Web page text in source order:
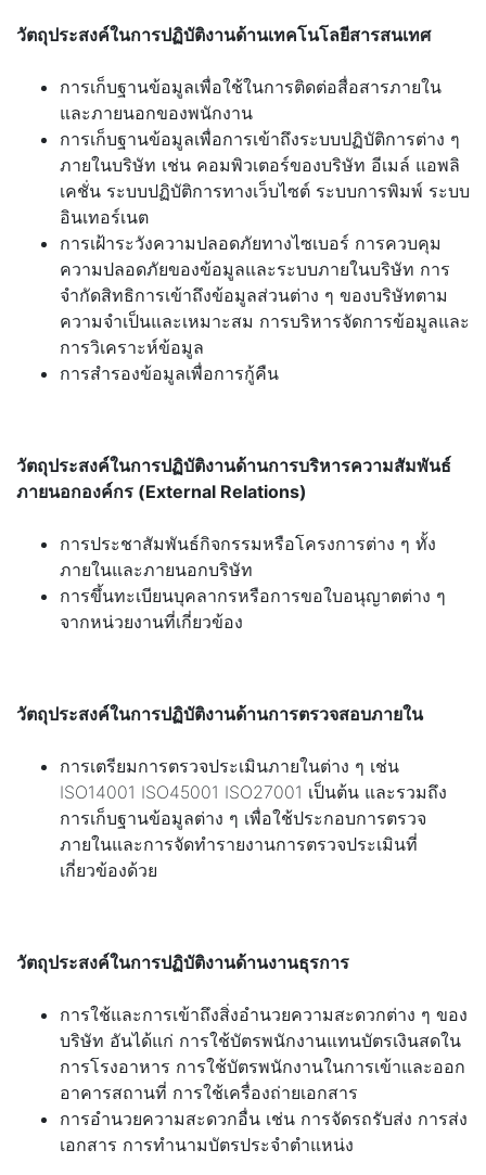
วัตถุประสงค์ในการปฏิบัติงานด้านเทคโนโลยีสารสนเทศ
การเก็บฐานข้อมูลเพื่อใช้ในการติดต่อสื่อสารภายใน
และภายนอกของพนักงาน
การเก็บฐานข้อมูลเพื่อการเข้าถึงระบบปฏิบัติการต่าง ๆ
ภายในบริษัท เช่น คอมพิวเตอร์ของบริษัท อีเมล์ แอพลิ
เคชั่น ระบบปฏิบัติการทางเว็บไซต์ ระบบการพิมพ์ ระบบ
อินเทอร์เนต
การเฝ้าระวังความปลอดภัยทางไซเบอร์ การควบคุม
ความปลอดภัยของข้อมูลและระบบภายในบริษัท การ
จำกัดสิทธิการเข้าถึงข้อมูลส่วนต่าง ๆ ของบริษัทตาม
ความจำเป็นและเหมาะสม การบริหารจัดการข้อมูลและ
การวิเคราะห์ข้อมูล
การสำรองข้อมูลเพื่อการกู้คืน
วัตถุประสงค์ในการปฏิบัติงานด้านการบริหารความสัมพันธ์
ภายนอกองค์กร (External Relations)
การประชาสัมพันธ์กิจกรรมหรือโครงการต่าง ๆ ทั้ง
ภายในและภายนอกบริษัท
การขึ้นทะเบียนบุคลากรหรือการขอใบอนุญาตต่าง ๆ
จากหน่วยงานที่เกี่ยวข้อง
วัตถุประสงค์ในการปฏิบัติงานด้านการตรวจสอบภายใน
การเตรียมการตรวจประเมินภายในต่าง ๆ เช่น
ISO14001 ISO45001 ISO27001 เป็นต้น และรวมถึง
การเก็บฐานข้อมูลต่าง ๆ เพื่อใช้ประกอบการตรวจ
ภายในและการจัดทำรายงานการตรวจประเมินที่
เกี่ยวข้องด้วย
วัตถุประสงค์ในการปฏิบัติงานด้านงานธุรการ
การใช้และการเข้าถึงสิ่งอำนวยความสะดวกต่าง ๆ ของ
บริษัท อันได้แก่ การใช้บัตรพนักงานแทนบัตรเงินสดใน
การโรงอาหาร การใช้บัตรพนักงานในการเข้าและออก
อาคารสถานที่ การใช้เครื่องถ่ายเอกสาร
การอำนวยความสะดวกอื่น เช่น การจัดรถรับส่ง การส่ง
เอกสาร การทำนามบัตรประจำตำแหน่ง